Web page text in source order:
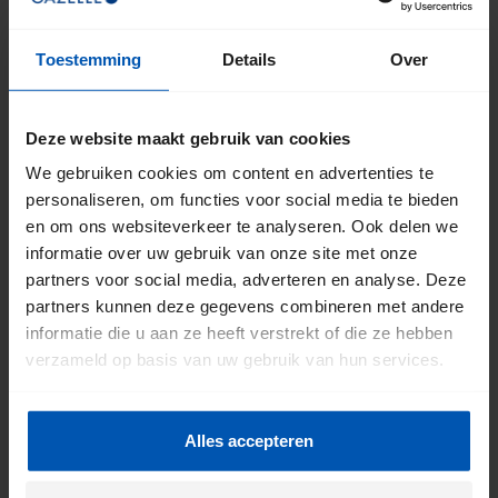
Toestemming Details Over
Deze website maakt gebruik van cookies
We gebruiken cookies om content en advertenties te
personaliseren, om functies voor social media te bieden
en om ons websiteverkeer te analyseren. Ook delen we
informatie over uw gebruik van onze site met onze
partners voor social media, adverteren en analyse. Deze
partners kunnen deze gegevens combineren met andere
informatie die u aan ze heeft verstrekt of die ze hebben
verzameld op basis van uw gebruik van hun services.
Alles accepteren
Waalwijk